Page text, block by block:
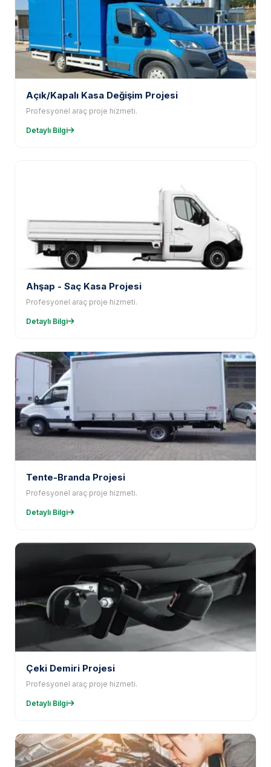
Açık/Kapalı Kasa Değişim Projesi
Profesyonel araç proje hizmeti.
Detaylı Bilgi
Ahşap - Saç Kasa Projesi
Profesyonel araç proje hizmeti.
Detaylı Bilgi
Tente-Branda Projesi
Profesyonel araç proje hizmeti.
Detaylı Bilgi
Çeki Demiri Projesi
Profesyonel araç proje hizmeti.
Detaylı Bilgi